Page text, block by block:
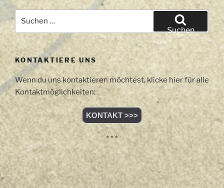
Suchen
KONTAKTIERE UNS
Wenn du uns kontaktieren möchtest, klicke hier für alle
Kontaktmöglichkeiten:
KONTAKT >>>
* * *